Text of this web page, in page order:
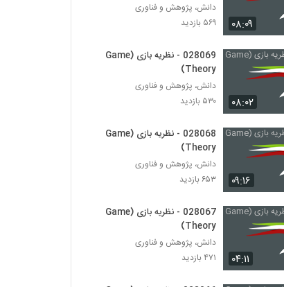
028029 - نظریه پیچیدگی (Complexity
Theory)
۴۵۱ بازدید
Theory)
Theory)
۴۳۹ بازدید
Theory)
۴۸۷ بازدید
۰۸:۰۹
دانش، پژوهش و فناوری
۵۶۹ بازدید
۰۸:۰۲
028069 - نظریه بازی (Game
Theory)
دانش، پژوهش و فناوری
۵۳۰ بازدید
۰۹:۱۶
028068 - نظریه بازی (Game
Theory)
دانش، پژوهش و فناوری
۶۵۳ بازدید
۰۴:۱۱
028067 - نظریه بازی (Game
Theory)
دانش، پژوهش و فناوری
۴۷۱ بازدید